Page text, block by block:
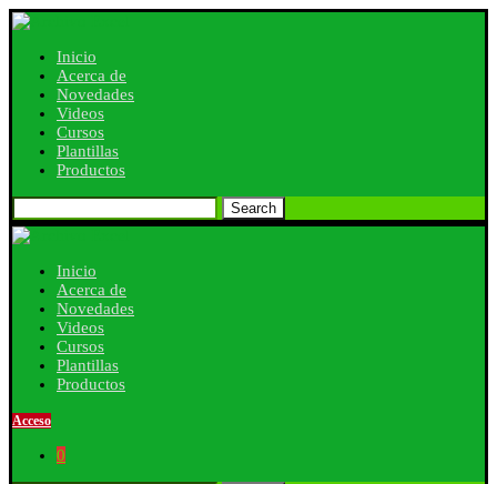
Inicio
Acerca de
Novedades
Videos
Cursos
Plantillas
Productos
Search
Inicio
Acerca de
Novedades
Videos
Cursos
Plantillas
Productos
Acceso
0